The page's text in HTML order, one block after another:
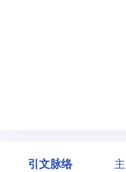
引文脉络